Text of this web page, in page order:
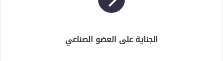
الجناية على العضو الصناعي